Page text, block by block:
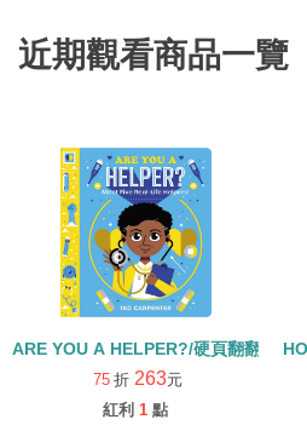
近期觀看商品一覽
ARE YOU A HELPER?/硬頁翻翻書
75 折 263元
紅利 1 點